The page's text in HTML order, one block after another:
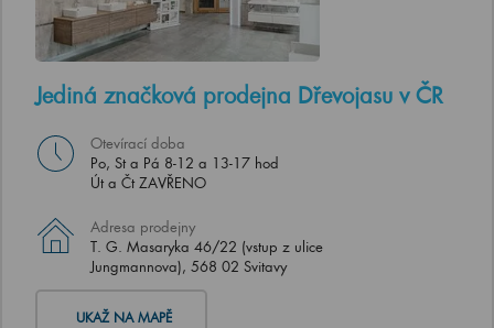
Jediná značková prodejna Dřevojasu v ČR
Otevírací doba
Po, St a Pá 8-12 a 13-17 hod
Út a Čt ZAVŘENO
Adresa prodejny
T. G. Masaryka 46/22 (vstup z ulice
Jungmannova), 568 02 Svitavy
UKAŽ NA MAPĚ